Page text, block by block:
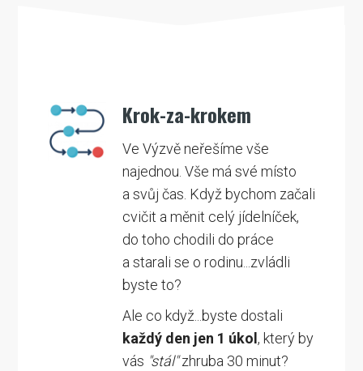
Krok-za-krokem
Ve Výzvě neřešíme vše
najednou. Vše má své místo
a svůj čas. Když bychom začali
cvičit a měnit celý jídelníček,
do toho chodili do práce
a starali se o rodinu...zvládli
byste to?
Ale co když...byste dostali
každý den jen 1 úkol , který by
vás "stál"zhruba 30 minut?